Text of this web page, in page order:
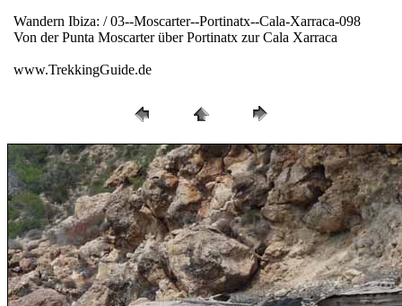
Wandern Ibiza: / 03--Moscarter--Portinatx--Cala-Xarraca-098
Von der Punta Moscarter über Portinatx zur Cala Xarraca
www.TrekkingGuide.de